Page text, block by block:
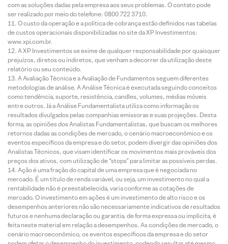
com as soluções dadas pela empresa aos seus problemas. O contato pode
ser realizado por meio do telefone: 0800 722 3710.
O custo da operação e a política de cobrança estão definidos nas tabelas
de custos operacionais disponibilizadas no site da XP Investimentos:
www.xpi.com.br.
A XP Investimentos se exime de qualquer responsabilidade por quaisquer
prejuízos, diretos ou indiretos, que venham a decorrer da utilização deste
relatório ou seu conteúdo.
A Avaliação Técnica e a Avaliação de Fundamentos seguem diferentes
metodologias de análise. A Análise Técnica é executada seguindo conceitos
como tendência, suporte, resistência, candles, volumes, médias móveis
entre outros. Já a Análise Fundamentalista utiliza como informação os
resultados divulgados pelas companhias emissoras e suas projeções. Desta
forma, as opiniões dos Analistas Fundamentalistas, que buscam os melhores
retornos dadas as condições de mercado, o cenário macroeconômico e os
eventos específicos da empresa e do setor, podem divergir das opiniões dos
Analistas Técnicos, que visam identificar os movimentos mais prováveis dos
preços dos ativos, com utilização de “stops” para limitar as possíveis perdas.
Ação é uma fração do capital de uma empresa que é negociada no
mercado. É um título de renda variável, ou seja, um investimento no qual a
rentabilidade não é preestabelecida, varia conforme as cotações de
mercado. O investimento em ações é um investimento de alto risco e os
desempenhos anteriores não são necessariamente indicativos de resultados
futuros e nenhuma declaração ou garantia, de forma expressa ou implícita, é
feita neste material em relação a desempenhos. As condições de mercado, o
cenário macroeconômico, os eventos específicos da empresa e do setor